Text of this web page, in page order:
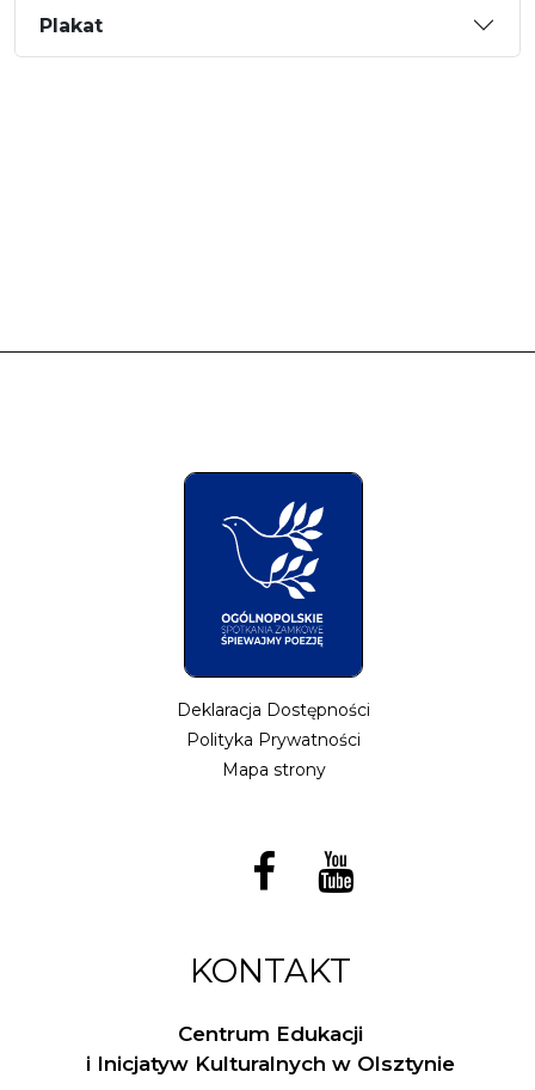
Plakat
Deklaracja Dostępności
Polityka Prywatności
Mapa strony
KONTAKT
Centrum Edukacji
i Inicjatyw Kulturalnych w Olsztynie